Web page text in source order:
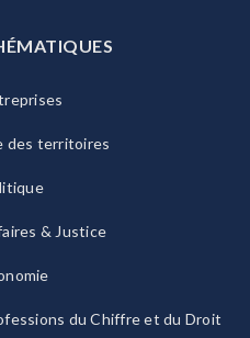
des territoires
& Justice
du Chiffre et du Droit